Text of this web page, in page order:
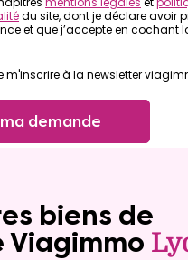
du site, dont je déclare avoir
et que j’accepte en cochant
m'inscrire à la newsletter
demande
biens de
Viagimmo